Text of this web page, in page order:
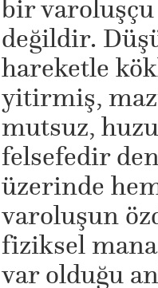
bir varoluşçu
değildir.
hareketle
yitirmiş,
mutsuz,
felsefedir
üzerinde
varoluşun
fiziksel
var olduğu